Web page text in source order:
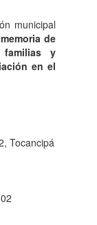
municipal
de
y
en el
Tocancipá